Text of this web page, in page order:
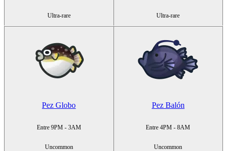
Ultra-rare Ultra-rare
Pez Globo
Entre 9PM - 3AM
Uncommon
Pez Balón
Entre 4PM - 8AM
Uncommon